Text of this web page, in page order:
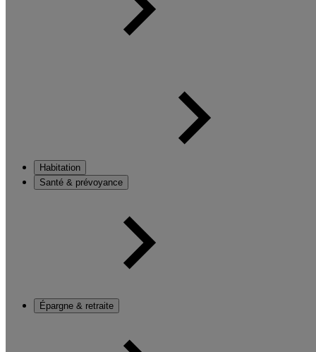
Habitation
Santé & prévoyance
Épargne & retraite